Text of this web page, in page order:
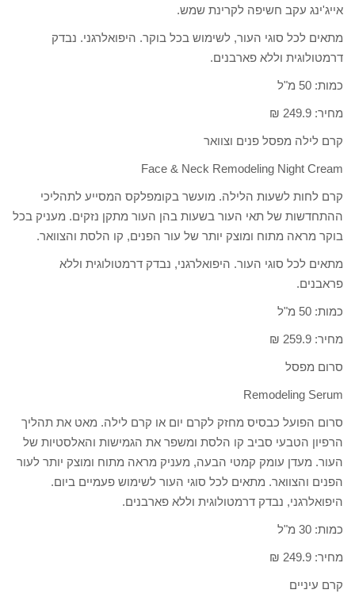
אייג'ינג עקב חשיפה לקרינת שמש.
מתאים לכל סוגי העור, לשימוש בכל בוקר. היפואלרגני. נבדק
דרמטולוגית וללא פארבנים.
כמות: 50 מ"ל
מחיר: 249.9 ₪
קרם לילה מפסל פנים וצוואר
Face & Neck Remodeling Night Cream
קרם לחות לשעות הלילה. מועשר בקומפלקס המסייע לתהליכי
ההתחדשות של תאי העור בשעות בהן העור מתקן נזקים. מעניק בכל
בוקר מראה מתוח ומוצק יותר של עור הפנים, קו הלסת והצוואר.
מתאים לכל סוגי העור. היפואלרגני, נבדק דרמטולוגית וללא
פראבנים.
כמות: 50 מ"ל
מחיר: 259.9 ₪
סרום מפסל
Remodeling Serum
סרום הפועל כבסיס מחזק לקרם יום או קרם לילה. מאט את תהליך
הרפיון הטבעי סביב קו הלסת ומשפר את הגמישות והאלסטיות של
העור. מעדן עומק קמטי הבעה, מעניק מראה מתוח ומוצק יותר לעור
הפנים והצוואר. מתאים לכל סוגי העור לשימוש פעמיים ביום.
היפואלרגני, נבדק דרמטולוגית וללא פארבנים.
כמות: 30 מ"ל
מחיר: 249.9 ₪
קרם עיניים